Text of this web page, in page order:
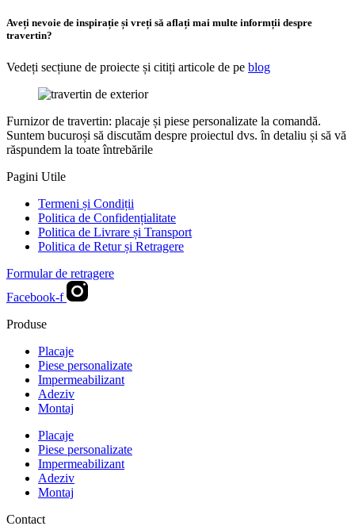
Aveți nevoie de inspirație și vreți să aflați mai multe informții despre
travertin?
Vedeți secțiune de proiecte și citiți articole de pe blog
Furnizor de travertin: placaje și piese personalizate la comandă.
Suntem bucuroși să discutăm despre proiectul dvs. în detaliu și să vă
răspundem la toate întrebările
Pagini Utile
Termeni și Condiții
Politica de Confidențialitate
Politica de Livrare și Transport
Politica de Retur și Retragere
Formular de retragere
Facebook-f
Produse
Placaje
Piese personalizate
Impermeabilizant
Adeziv
Montaj
Placaje
Piese personalizate
Impermeabilizant
Adeziv
Montaj
Contact